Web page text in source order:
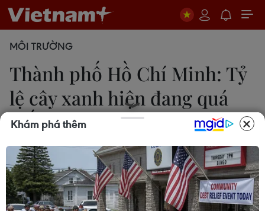
MÔI TRƯỜNG
Thành phố Hồ Chí Minh: Tỷ
lệ cây xanh hiện đang quá
thấp
Trần Xuân Tình
14/08/2019 11:42
Bí thư Thành ủy Nguyễn Thiện Nhân nêu rõ theo
Khám phá thêm